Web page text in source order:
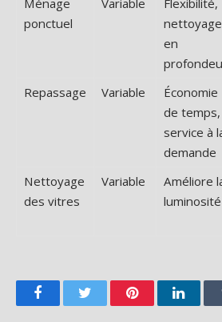
Ménage
ponctuel
Variable
Flexibilité,
nettoyage
en
Repassage Variable
Économie
de temps,
service à
demande
Nettoyage
des vitres
Variable
Améliore
luminosité
FacebookTwitter Pinterest